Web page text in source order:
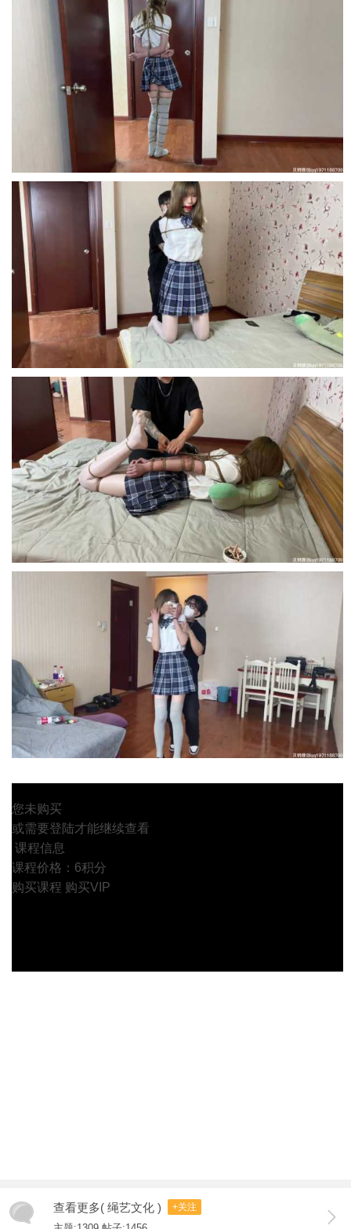
您未购买
或需要登陆才能继续查看
课程信息
课程价格：6积分
购买课程 购买VIP
查看更多( 绳艺文化 ) +关注